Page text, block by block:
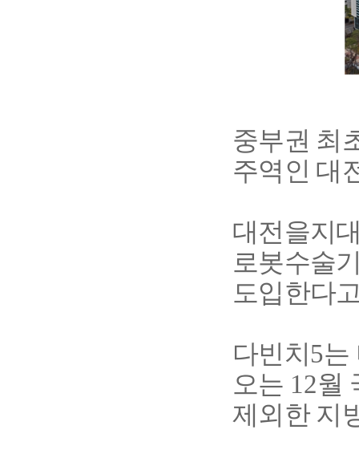
중부권 최
주역인 대
대전을지
로봇수술
도입한다
다빈치 5는
오는 12월
제외한 지